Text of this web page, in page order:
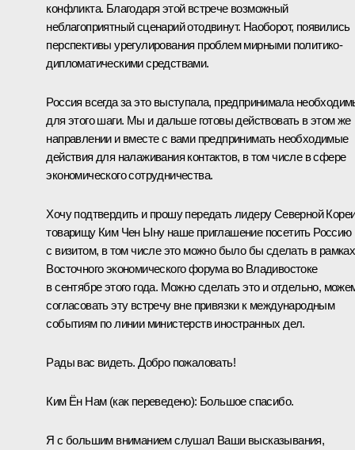
конфликта. Благодаря этой встрече возможный
неблагоприятный сценарий отодвинут. Наоборот, появились
перспективы урегулирования проблем мирными политико-
дипломатическими средствами.
Россия всегда за это выступала, предпринимала
для этого шаги. Мы и дальше готовы действовать в этом же
направлении и вместе с вами предпринимать необходимые
действия для налаживания контактов, в том числе в сфере
экономического сотрудничества.
Хочу подтвердить и прошу передать лидеру Северной
товарищу Ким Чен Ыну наше приглашение посетить Россию
с визитом, в том числе это можно было бы сделать в рамках
Восточного экономического форума во Владивостоке
в сентябре этого года. Можно сделать это и отдельно,
согласовать эту встречу вне привязки к международным
событиям по линии министерств иностранных дел.
Рады вас видеть. Добро пожаловать!
Ким Ён Нам (как переведено): Большое спасибо.
Я с большим вниманием слушал Ваши высказывания,